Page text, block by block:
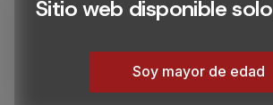
Sitio web disponible
Soy mayor de edad